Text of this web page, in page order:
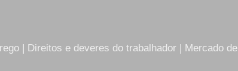
| Direitos e deveres do trabalhador | Mercado de